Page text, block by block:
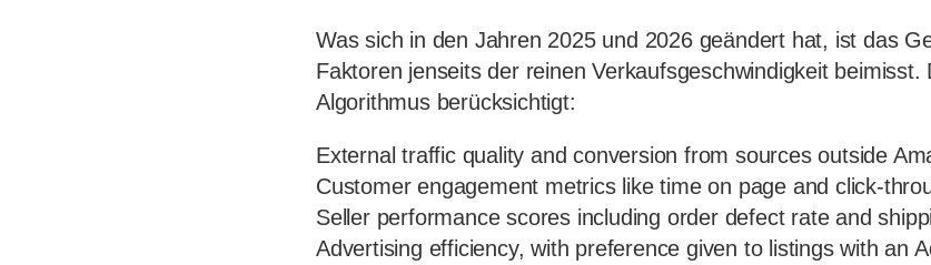
Was sich in den Jahren 2025 und 2026 geändert hat, ist das
Faktoren jenseits der reinen Verkaufsgeschwindigkeit beimisst.
Algorithmus berücksichtigt:
External traffic quality and conversion from sources outside
Customer engagement metrics like time on page and click-
Seller performance scores including order defect rate and
Advertising efficiency, with preference given to listings with an